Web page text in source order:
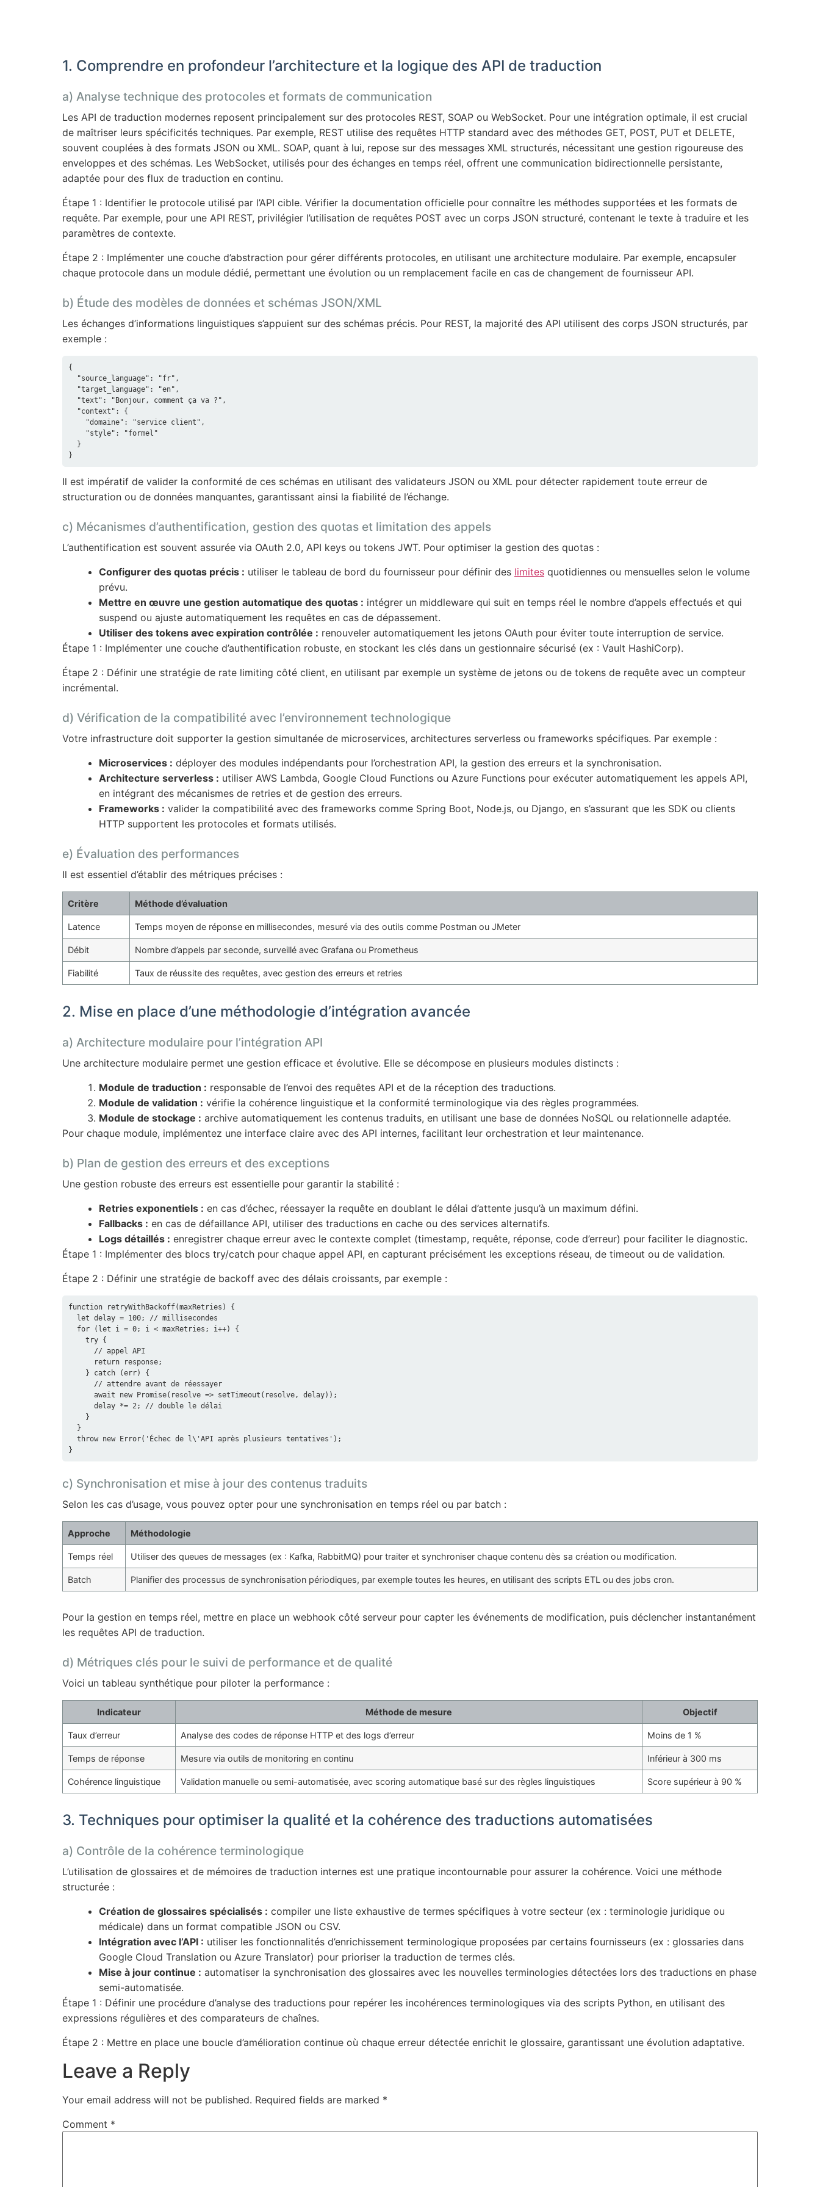
1. Comprendre en profondeur l’architecture et la logique des API de traduction
a) Analyse technique des protocoles et formats de communication
Les API de traduction modernes reposent principalement sur des protocoles REST, SOAP ou WebSocket. Pour une intégration optimale, il est crucial
de maîtriser leurs spécificités techniques. Par exemple, REST utilise des requêtes HTTP standard avec des méthodes GET, POST, PUT et DELETE,
souvent couplées à des formats JSON ou XML. SOAP, quant à lui, repose sur des messages XML structurés, nécessitant une gestion rigoureuse des
enveloppes et des schémas. Les WebSocket, utilisés pour des échanges en temps réel, offrent une communication bidirectionnelle persistante,
adaptée pour des flux de traduction en continu.
Étape 1 : Identifier le protocole utilisé par l’API cible. Vérifier la documentation officielle pour connaître les méthodes supportées et les formats de
requête. Par exemple, pour une API REST, privilégier l’utilisation de requêtes POST avec un corps JSON structuré, contenant le texte à traduire et les
paramètres de contexte.
Étape 2 : Implémenter une couche d’abstraction pour gérer différents protocoles, en utilisant une architecture modulaire. Par exemple, encapsuler
chaque protocole dans un module dédié, permettant une évolution ou un remplacement facile en cas de changement de fournisseur API.
b) Étude des modèles de données et schémas JSON/XML
Les échanges d’informations linguistiques s’appuient sur des schémas précis. Pour REST, la majorité des API utilisent des corps JSON structurés, par
exemple :
{
Il est impératif de valider la conformité de ces schémas en utilisant des validateurs JSON ou XML pour détecter rapidement toute erreur de
structuration ou de données manquantes, garantissant ainsi la fiabilité de l’échange.
c) Mécanismes d’authentification, gestion des quotas et limitation des appels
L’authentification est souvent assurée via OAuth 2.0, API keys ou tokens JWT. Pour optimiser la gestion des quotas :
Configurer des quotas précis : utiliser le tableau de bord du fournisseur pour définir des limites quotidiennes ou mensuelles selon le volume
prévu.
Mettre en œuvre une gestion automatique des quotas : intégrer un middleware qui suit en temps réel le nombre d’appels effectués et qui
suspend ou ajuste automatiquement les requêtes en cas de dépassement.
Utiliser des tokens avec expiration contrôlée : renouveler automatiquement les jetons OAuth pour éviter toute interruption de service.
Étape 1 : Implémenter une couche d’authentification robuste, en stockant les clés dans un gestionnaire sécurisé (ex : Vault HashiCorp).
Étape 2 : Définir une stratégie de rate limiting côté client, en utilisant par exemple un système de jetons ou de tokens de requête avec un compteur
incrémental.
d) Vérification de la compatibilité avec l’environnement technologique
Votre infrastructure doit supporter la gestion simultanée de microservices, architectures serverless ou frameworks spécifiques. Par exemple :
Microservices : déployer des modules indépendants pour l’orchestration API, la gestion des erreurs et la synchronisation.
Architecture serverless : utiliser AWS Lambda, Google Cloud Functions ou Azure Functions pour exécuter automatiquement les appels API,
en intégrant des mécanismes de retries et de gestion des erreurs.
Frameworks : valider la compatibilité avec des frameworks comme Spring Boot, Node.js, ou Django, en s’assurant que les SDK ou clients
HTTP supportent les protocoles et formats utilisés.
e) Évaluation des performances
Il est essentiel d’établir des métriques précises :
Critère Méthode d’évaluation
Latence Temps moyen de réponse en millisecondes, mesuré via des outils comme Postman ou JMeter
Débit Nombre d’appels par seconde, surveillé avec Grafana ou Prometheus
Fiabilité Taux de réussite des requêtes, avec gestion des erreurs et retries
2. Mise en place d’une méthodologie d’intégration avancée
a) Architecture modulaire pour l’intégration API
Une architecture modulaire permet une gestion efficace et évolutive. Elle se décompose en plusieurs modules distincts :
Module de traduction : responsable de l’envoi des requêtes API et de la réception des traductions.
Module de validation : vérifie la cohérence linguistique et la conformité terminologique via des règles programmées.
Module de stockage : archive automatiquement les contenus traduits, en utilisant une base de données NoSQL ou relationnelle adaptée.
Pour chaque module, implémentez une interface claire avec des API internes, facilitant leur orchestration et leur maintenance.
b) Plan de gestion des erreurs et des exceptions
Une gestion robuste des erreurs est essentielle pour garantir la stabilité :
Retries exponentiels : en cas d’échec, réessayer la requête en doublant le délai d’attente jusqu’à un maximum défini.
Fallbacks : en cas de défaillance API, utiliser des traductions en cache ou des services alternatifs.
Logs détaillés : enregistrer chaque erreur avec le contexte complet (timestamp, requête, réponse, code d’erreur) pour faciliter le diagnostic.
Étape 1 : Implémenter des blocs try/catch pour chaque appel API, en capturant précisément les exceptions réseau, de timeout ou de validation.
Étape 2 : Définir une stratégie de backoff avec des délais croissants, par exemple :
function retryWithBackoff(maxRetries) {
c) Synchronisation et mise à jour des contenus traduits
Selon les cas d’usage, vous pouvez opter pour une synchronisation en temps réel ou par batch :
Approche Méthodologie
Temps réel Utiliser des queues de messages (ex : Kafka, RabbitMQ) pour traiter et synchroniser chaque contenu dès sa création ou modification.
Batch Planifier des processus de synchronisation périodiques, par exemple toutes les heures, en utilisant des scripts ETL ou des jobs cron.
Pour la gestion en temps réel, mettre en place un webhook côté serveur pour capter les événements de modification, puis déclencher instantanément
les requêtes API de traduction.
d) Métriques clés pour le suivi de performance et de qualité
Voici un tableau synthétique pour piloter la performance :
Indicateur Méthode de mesure Objectif
Taux d’erreur Analyse des codes de réponse HTTP et des logs d’erreur Moins de 1 %
Temps de réponse Mesure via outils de monitoring en continu Inférieur à 300 ms
Cohérence linguistique Validation manuelle ou semi-automatisée, avec scoring automatique basé sur des règles linguistiques Score supérieur à 90 %
3. Techniques pour optimiser la qualité et la cohérence des traductions automatisées
a) Contrôle de la cohérence terminologique
L’utilisation de glossaires et de mémoires de traduction internes est une pratique incontournable pour assurer la cohérence. Voici une méthode
structurée :
Création de glossaires spécialisés : compiler une liste exhaustive de termes spécifiques à votre secteur (ex : terminologie juridique ou
médicale) dans un format compatible JSON ou CSV.
Intégration avec l’API : utiliser les fonctionnalités d’enrichissement terminologique proposées par certains fournisseurs (ex : glossaries dans
Google Cloud Translation ou Azure Translator) pour prioriser la traduction de termes clés.
Mise à jour continue : automatiser la synchronisation des glossaires avec les nouvelles terminologies détectées lors des traductions en phase
semi-automatisée.
Étape 1 : Définir une procédure d’analyse des traductions pour repérer les incohérences terminologiques via des scripts Python, en utilisant des
expressions régulières et des comparateurs de chaînes.
Étape 2 : Mettre en place une boucle d’amélioration continue où chaque erreur détectée enrichit le glossaire, garantissant une évolution adaptative.
Leave a Reply
Your email address will not be published. Required fields are marked *
Comment *